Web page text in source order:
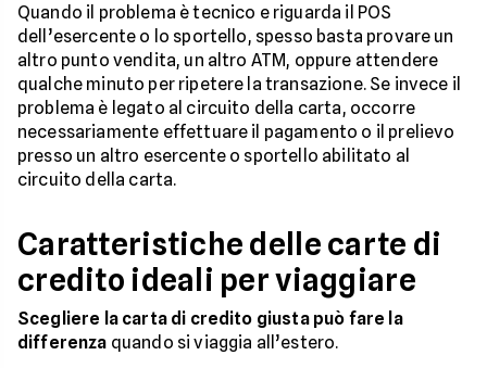
Quando il problema è tecnico e riguarda il POS
dell’esercente o lo sportello, spesso basta provare un
altro punto vendita, un altro ATM, oppure attendere
qualche minuto per ripetere la transazione. Se invece il
problema è legato al circuito della carta, occorre
necessariamente effettuare il pagamento o il prelievo
presso un altro esercente o sportello abilitato al
circuito della carta.
Caratteristiche delle carte di
credito ideali per viaggiare
Scegliere la carta di credito giusta può fare la
differenza quando si viaggia all’estero.